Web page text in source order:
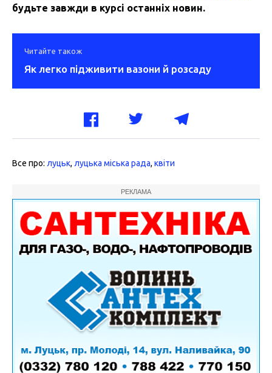
будьте завжди в курсі останніх новин.
Читайте також
Як легко підживити вазони й розсаду
Все про: луцьк, луцька міська рада, квіти
РЕКЛАМА